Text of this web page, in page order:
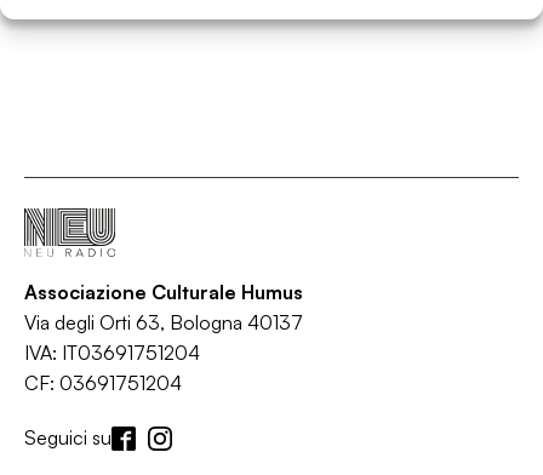
Associazione Culturale Humus
Via degli Orti 63, Bologna 40137
IVA: IT03691751204
CF: 03691751204
Seguici su